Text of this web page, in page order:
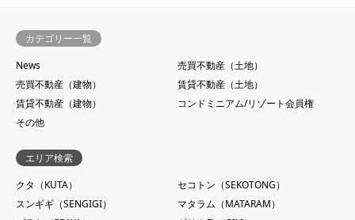
カテゴリー一覧
News
売買不動産（土地）
売買不動産（建物）
賃貸不動産（土地）
賃貸不動産（建物）
コンドミニアム/リゾート会員権
その他
エリア検索
クタ（KUTA）
セコトン（SEKOTONG）
スンギギ（SENGIGI）
マタラム（MATARAM）